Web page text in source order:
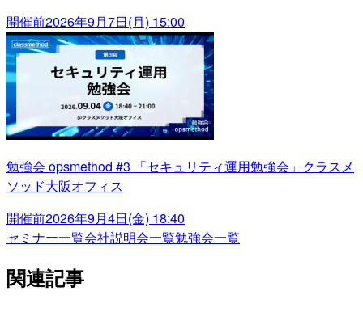
開催前2026年9月7日(月) 15:00
勉強会 opsmethod #3 「セキュリティ運用勉強会」クラスメ
ソッド大阪オフィス
開催前2026年9月4日(金) 18:40
セミナー一覧会社説明会一覧勉強会一覧
関連記事